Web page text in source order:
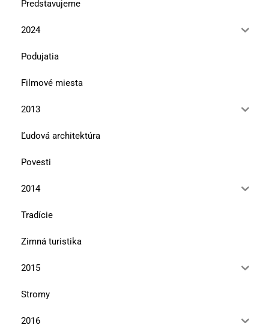
Predstavujeme
2024
Podujatia
Filmové miesta
2013
Ľudová architektúra
Povesti
2014
Tradície
Zimná turistika
2015
Stromy
2016